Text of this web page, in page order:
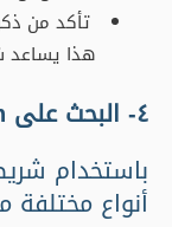
تأكد من
هذا يساعد
٤- البحث على LinkedIn
أنواع مختلفة